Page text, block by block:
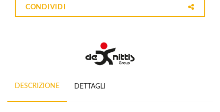
CONDIVIDI
DESCRIZIONE DETTAGLI